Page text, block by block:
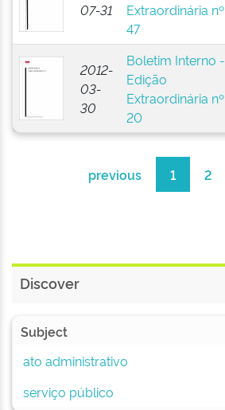
07-31
Extraordinária nº
47
2012-
03-
30
Boletim Interno -
Edição
Extraordinária nº
20
previous 1 2
Discover
Subject
ato administrativo
serviço público